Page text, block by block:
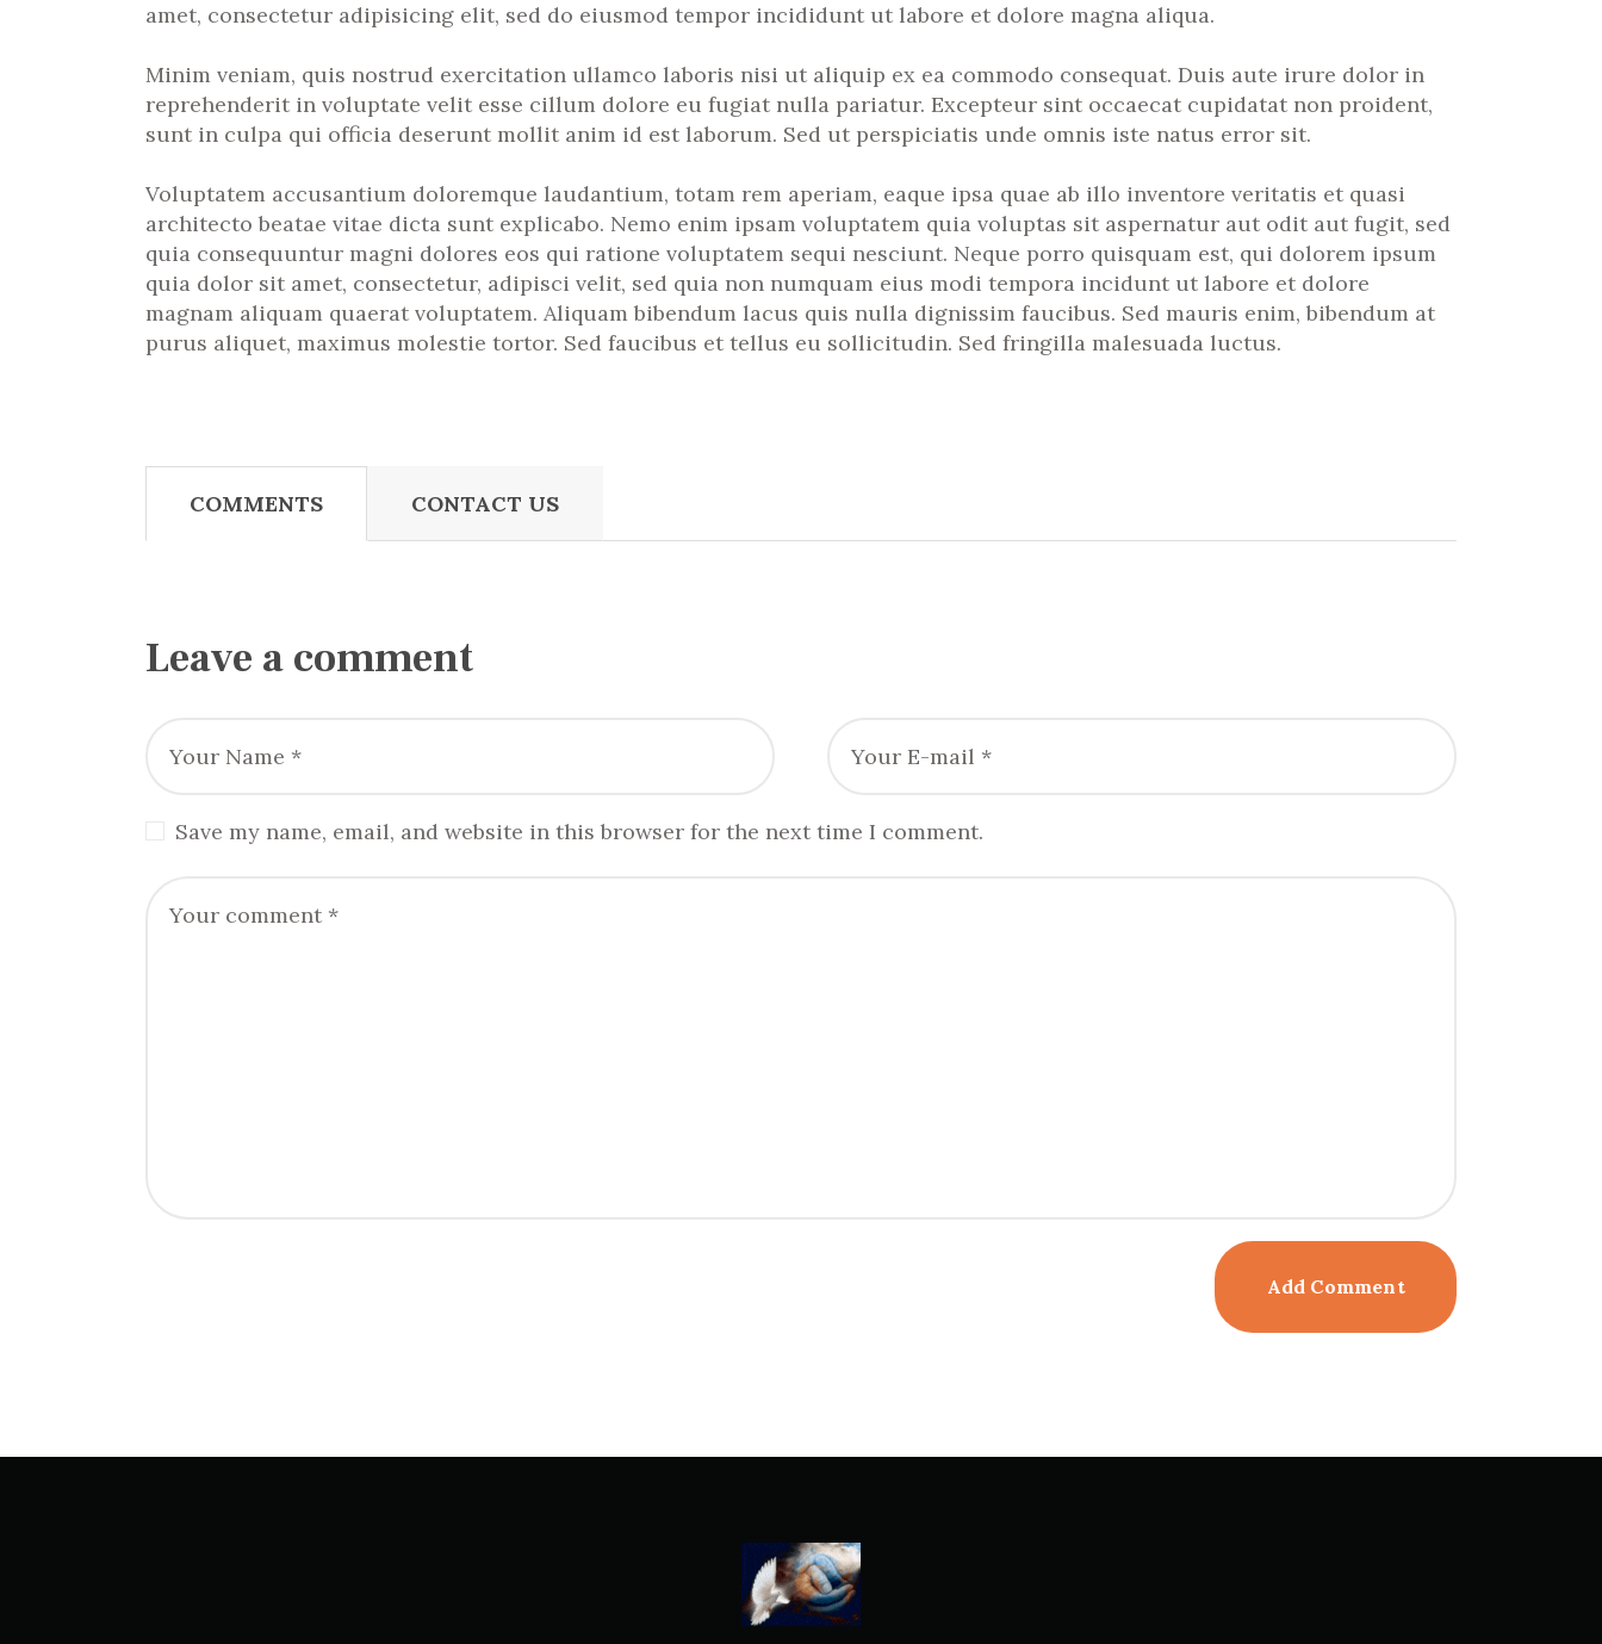
amet, consectetur adipisicing elit, sed do eiusmod tempor incididunt ut labore et dolore magna aliqua.
Minim veniam, quis nostrud exercitation ullamco laboris nisi ut aliquip ex ea commodo consequat. Duis aute irure dolor in
reprehenderit in voluptate velit esse cillum dolore eu fugiat nulla pariatur. Excepteur sint occaecat cupidatat non proident,
sunt in culpa qui officia deserunt mollit anim id est laborum. Sed ut perspiciatis unde omnis iste natus error sit.
Voluptatem accusantium doloremque laudantium, totam rem aperiam, eaque ipsa quae ab illo inventore veritatis et quasi
architecto beatae vitae dicta sunt explicabo. Nemo enim ipsam voluptatem quia voluptas sit aspernatur aut odit aut fugit, sed
quia consequuntur magni dolores eos qui ratione voluptatem sequi nesciunt. Neque porro quisquam est, qui dolorem ipsum
quia dolor sit amet, consectetur, adipisci velit, sed quia non numquam eius modi tempora incidunt ut labore et dolore
magnam aliquam quaerat voluptatem. Aliquam bibendum lacus quis nulla dignissim faucibus. Sed mauris enim, bibendum at
purus aliquet, maximus molestie tortor. Sed faucibus et tellus eu sollicitudin. Sed fringilla malesuada luctus.
COMMENTS CONTACT US
Leave a comment
Save my name, email, and website in this browser for the next time I comment.